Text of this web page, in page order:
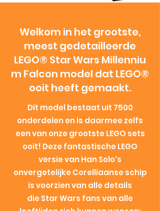
Welkom in het grootste,
meest gedetailleerde
LEGO® Star Wars Millenniu
m Falcon model dat LEGO®
ooit heeft gemaakt.
Dit model bestaat uit 7500
onderdelen en is daarmee zelfs
een van onze grootste LEGO sets
ooit! Deze fantastische LEGO
versie van Han Solo's
onvergetelijke Corelliaanse schip
is voorzien van alle details
die Star Wars fans van alle